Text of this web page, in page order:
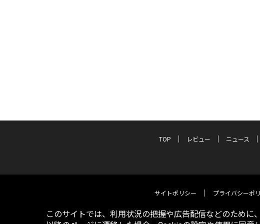
TOP レビュー ニュース
サイトポリシー プライバシーポ
このサイトでは、利用状況の把握や広告配信などのため